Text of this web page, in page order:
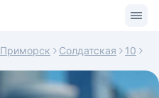
Приморск Солдатская 10